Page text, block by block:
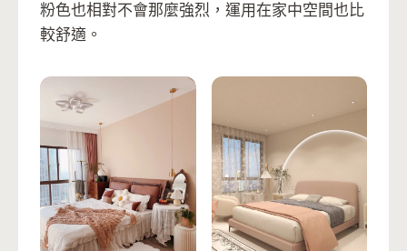
粉色也相對不會那麼強烈，運用在家中空間也比
較舒適。